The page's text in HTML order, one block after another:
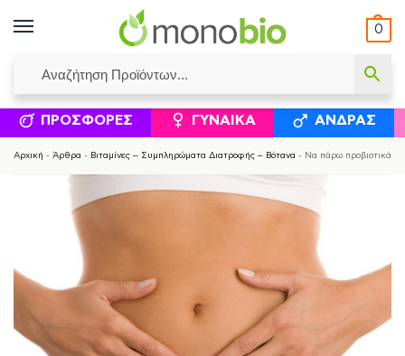
0
ΙΣΟΛΟΓΙΣΜΟΊ ΕΛΕΆΝΝΑ ΧΡΙΣΤΙΝΆΚΗ ΕΠΙΚΟΙΝΩΝΊΑ
ΣΥΜΠΛΗΡΏΜΑΤΑ ΔΙΑΤΡΟΦΉΣ ΦΥΣΙΚΆ
ΠΡΟΣΦΟΡΈΣ ΓΥΝΑΊΚΑ ΆΝΔΡΑΣ
Αρχική - Άρθρα - Βιταμίνες – Συμπληρώματα Διατροφής – Βότανα - Nα πάρω προβιοτικά